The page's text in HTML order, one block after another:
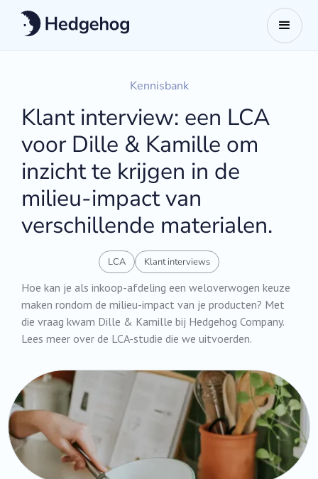
Kennisbank
Klant interview: een LCA
voor Dille & Kamille om
inzicht te krijgen in de
milieu-impact van
verschillende materialen.
LCA Klant interviews
Hoe kan je als inkoop-afdeling een weloverwogen keuze
maken rondom de milieu-impact van je producten? Met
die vraag kwam Dille & Kamille bij Hedgehog Company.
Lees meer over de LCA-studie die we uitvoerden.